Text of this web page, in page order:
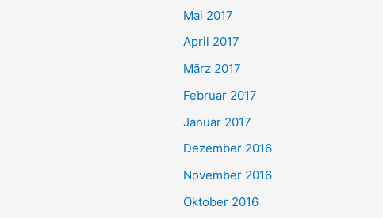
Mai 2017
April 2017
März 2017
Februar 2017
Januar 2017
Dezember 2016
November 2016
Oktober 2016